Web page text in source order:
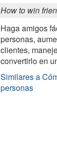
How to win
Haga amigos
personas,
clientes,
convertirlo en
Similares a
personas